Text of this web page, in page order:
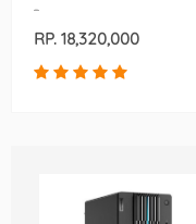
-
RP. 18,320,000